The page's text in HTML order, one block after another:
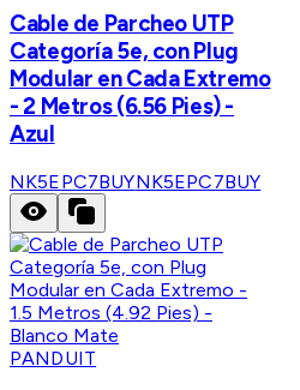
Cable de Parcheo UTP
Categoría 5e, con Plug
Modular en Cada Extremo
- 2 Metros (6.56 Pies) -
Azul
NK5EPC7BUYNK5EPC7BUY
PANDUIT